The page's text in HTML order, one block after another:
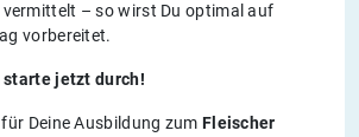
vermittelt – so wirst Du optimal auf
vorbereitet.
starte jetzt durch!
Deine Ausbildung zum Fleischer